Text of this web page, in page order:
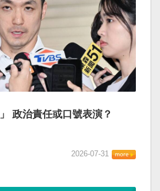
政治責任或口號表演？
2026-07-31